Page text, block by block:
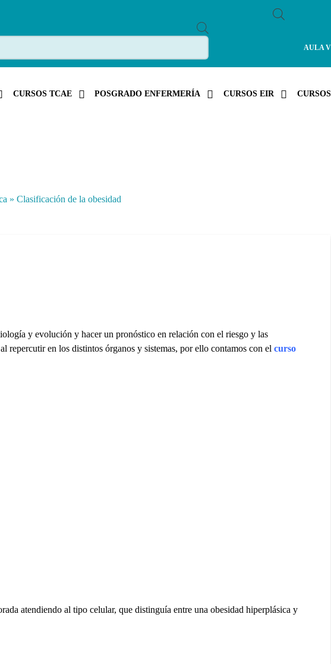
R
D
S
AULA
CURSOS TCAE POSGRADO ENFERMERÍA CURSOS EIR
» Clasificación de la obesidad
y evolución y hacer un pronóstico en relación con el riesgo y las
repercutir en los distintos órganos y sistemas, por ello contamos con el curso
atendiendo al tipo celular, que distinguía entre una obesidad hiperplásica y